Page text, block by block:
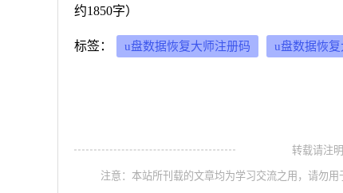
约1850字）
标签： u盘数据恢复大师注册码 u盘数据恢
转载请注
注意：本站所刊载的文章均为学习交流之用，请勿